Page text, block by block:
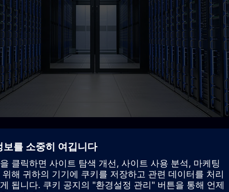
스 아키텍처
각, 자동화, 디지털 트윈 솔루션을 제공해요.